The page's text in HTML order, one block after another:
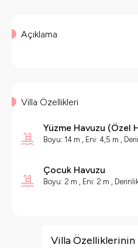
Açıklama
Villa Özellikleri
Yüzme Havuzu (Özel
Boyu: 14 m , Eni: 4,5 m ,
Çocuk Havuzu
Boyu: 2 m , Eni: 2 m ,
Villa